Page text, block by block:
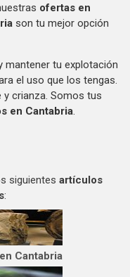
ofertas en
son tu mejor opción
mantener tu explotación
el uso que los tengas.
crianza. Somos tus
en Cantabria.
siguientes artículos
:
Cantabria